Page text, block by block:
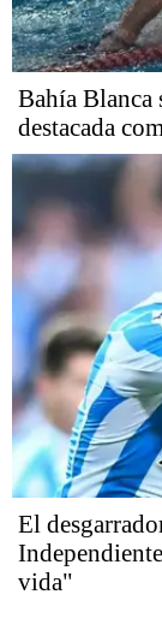
Bahía Blanca
destacada
El
vida"